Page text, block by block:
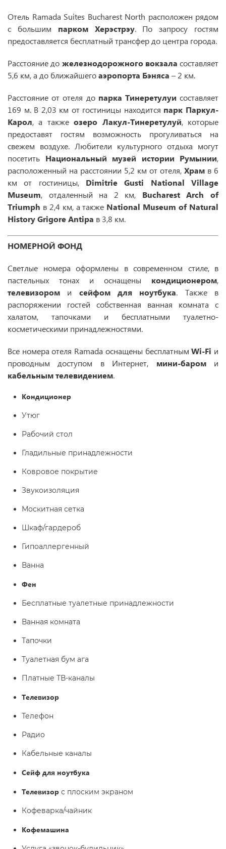
Отель Ramada Suites Bucharest North расположен рядом
с большим парком Херэстрэу. По запросу гостям
предоставляется бесплатный трансфер до центра города.
Расстояние до железнодорожного вокзала составляет
5,6 км, а до ближайшегоаэропорта Бэняса – 2 км.
Расстояние от отеля до парка Тинеретулуи составляет
169 м. В 2,03 км от гостиницы находится парк Паркул-
Карол, а такжеозеро Лакул-Тинеретулуй, которые
предоставят гостям возможность прогуливаться на
свежем воздухе. Любители культурного отдыха могут
посетить Национальный музей истории Румынии,
расположенный на расстоянии 5,2 км от отеля, Храм в 6
км от гостиницы, Dimitrie Gusti National Village
Museum, отдаленный на 2 км, Bucharest Arch of
Triumph в 2,4 км, а также National Museum of Natural
History Grigore Antipa в 3,8 км.
НОМЕРНОЙ ФОНД
Светлые номера оформлены в современном стиле, в
пастельных тонах и оснащены кондиционером,
телевизором и сейфом для ноутбука. Также в
распоряжении гостей собственная ванная комната с
халатом, тапочками и бесплатными туалетно-
косметическими принадлежностями.
Все номера отеля Ramada оснащены бесплатнымWi-Fi и
проводным доступом в Интернет, мини-бароми
кабельным телевидением.
Кондиционер
Утюг
Рабочий стол
Гладильные принадлежности
Ковровое покрытие
Звукоизоляция
Москитная сетка
Шкаф/гардероб
Гипоаллергенный
Ванна
Фен
Бесплатные туалетные принадлежности
Ванная комната
Тапочки
Туалетная бум ага
Платные ТВ-каналы
Телевизор
Телефон
Радио
Кабельные каналы
Сейф для ноутбука
Телевизор с плоским экраном
Кофеварка/чайник
Кофемашина